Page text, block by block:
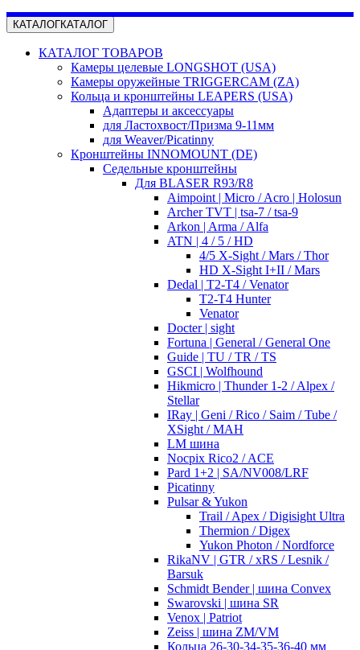
КАТАЛОГКАТАЛОГ
КАТАЛОГ ТОВАРОВ
Камеры целевые LONGSHOT (USA)
Камеры оружейные TRIGGERCAM (ZA)
Кольца и кронштейны LEAPERS (USA)
Адаптеры и аксессуары
для Ластохвост/Призма 9-11мм
для Weaver/Picatinny
Кронштейны INNOMOUNT (DE)
Седельные кронштейны
Для BLASER R93/R8
Aimpoint | Micro / Acro | Holosun
Archer TVT | tsa-7 / tsa-9
Arkon | Arma / Alfa
ATN | 4 / 5 / HD
4/5 X-Sight / Mars / Thor
HD X-Sight I+II / Mars
Dedal | T2-T4 / Venator
T2-T4 Hunter
Venator
Docter | sight
Fortuna | General / General One
Guide | TU / TR / TS
GSCI | Wolfhound
Hikmicro | Thunder 1-2 / Alpex /
Stellar
IRay | Geni / Rico / Saim / Tube /
XSight / MAH
LM шина
Nocpix Rico2 / ACE
Pard 1+2 | SA/NV008/LRF
Picatinny
Pulsar & Yukon
Trail / Apex / Digisight Ultra
Thermion / Digex
Yukon Photon / Nordforce
RikaNV | GTR / xRS / Lesnik /
Barsuk
Schmidt Bender | шина Convex
Swarovski | шина SR
Venox | Patriot
Zeiss | шина ZM/VM
Кольца 26-30-34-35-36-40 мм